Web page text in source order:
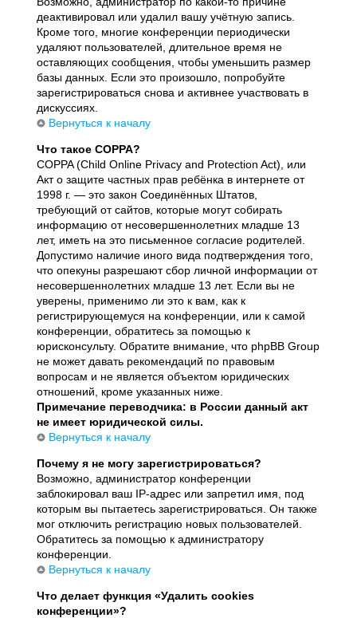
деактивировал или удалил вашу учётную запись.
Кроме того, многие конференции периодически
удаляют пользователей, длительное время не
оставляющих сообщения, чтобы уменьшить размер
базы данных. Если это произошло, попробуйте
зарегистрироваться снова и активнее участвовать в
дискуссиях.
Вернуться к началу
Что такое COPPA?
COPPA (Child Online Privacy and Protection Act), или
Акт о защите частных прав ребёнка в интернете от
1998 г. — это закон Соединённых Штатов,
требующий от сайтов, которые могут собирать
информацию от несовершеннолетних младше 13
лет, иметь на это письменное согласие родителей.
Допустимо наличие иного вида подтверждения того,
что опекуны разрешают сбор личной информации от
несовершеннолетних младше 13 лет. Если вы не
уверены, применимо ли это к вам, как к
регистрирующемуся на конференции, или к самой
конференции, обратитесь за помощью к
юрисконсульту. Обратите внимание, что phpBB Group
не может давать рекомендаций по правовым
вопросам и не является объектом юридических
отношений, кроме указанных ниже.
Примечание переводчика: в России данный акт
не имеет юридической силы.
Вернуться к началу
Почему я не могу зарегистрироваться?
Возможно, администратор конференции
заблокировал ваш IP-адрес или запретил имя, под
которым вы пытаетесь зарегистрироваться. Он также
мог отключить регистрацию новых пользователей.
Обратитесь за помощью к администратору
конференции.
Вернуться к началу
Что делает функция «Удалить cookies
конференции»?